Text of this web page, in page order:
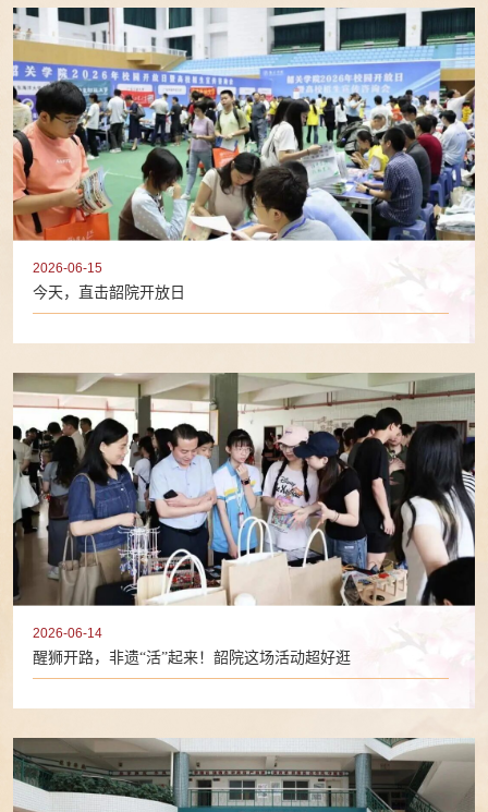
2026-06-15
今天，直击韶院开放日
2026-06-14
醒狮开路，非遗“活”起来！韶院这场活动超好逛